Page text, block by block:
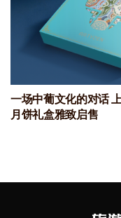
一场中葡文化的对话
月饼礼盒雅致启售